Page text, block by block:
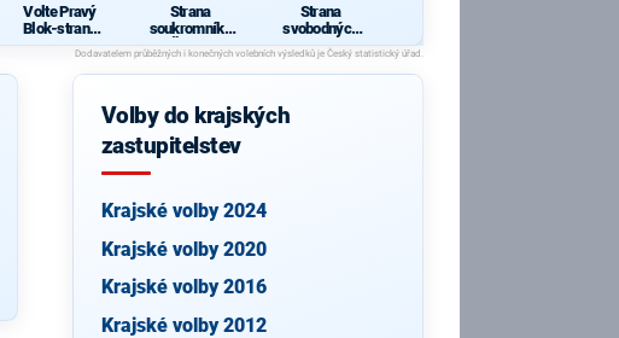
Volte Pravý
Blok-stranu
za
ODVOLAT.poli
t.,NÍZKÉ
N.rozp.,MIN.b
just.,PŘÍMOU
WWW.CIBULK
Strana
soukromníků
České
republiky
Strana
svobodných
občanů
Volby do krajských
zastupitelstev
Krajské volby 2024
Krajské volby 2020
Krajské volby 2016
Krajské volby 2012